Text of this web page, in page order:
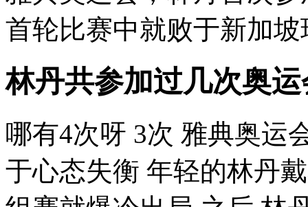
首轮比赛中就败于新加
林丹共参加过几次奥
哪有4次呀 3次 雅典奥运
于心态失衡 年轻的林丹